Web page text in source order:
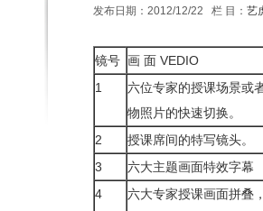
发布日期：2012/12/22 栏 目： 艺
镜号 画 面 VEDIO
1
六位专家的授课场景或
物照片的快速切换。
2
授课席间的特写镜头。
3
六大主题画面特效字幕
4
六大专家授课画面拼叠